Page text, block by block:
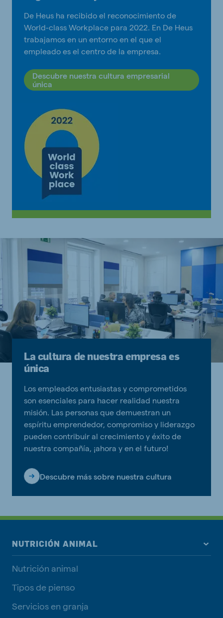
De Heus ha recibido el reconocimiento de
World-class Workplace para 2022. En De Heus
trabajamos en un entorno en el que el
empleado es el centro de la empresa.
Descubre nuestra cultura empresarial
única
La cultura de nuestra empresa es
única
Los empleados entusiastas y comprometidos
son esenciales para hacer realidad nuestra
misión. Las personas que demuestran un
espíritu emprendedor, compromiso y liderazgo
pueden contribuir al crecimiento y éxito de
nuestra compañía, ¡ahora y en el futuro!
Descubre más sobre nuestra cultura
NUTRICIÓN ANIMAL
Nutrición animal
Tipos de pienso
Servicios en granja